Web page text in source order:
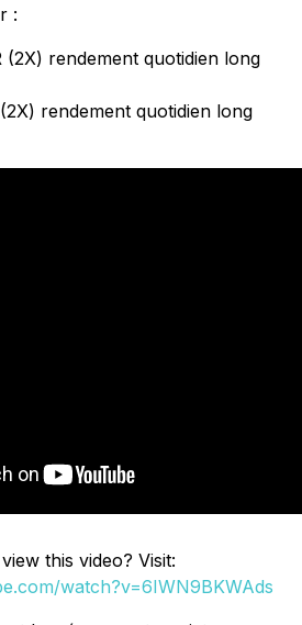
:
(2X) rendement quotidien long
rendement quotidien long
this video? Visit:
watch?v=6IWN9BKWAds